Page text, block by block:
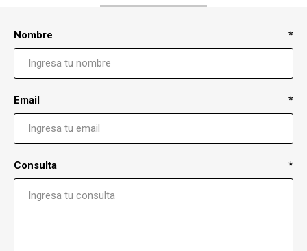
Nombre *
Email *
Consulta *